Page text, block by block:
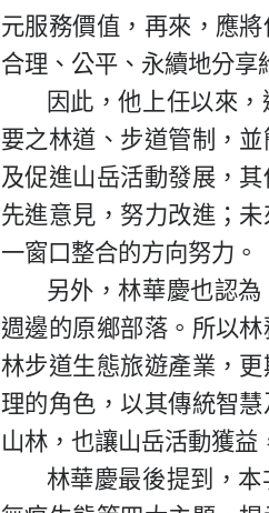
元服務價值，再來，應
合理、公平、永續地分享
因此，他上任以來
要之林道、步道管制，
及促進山岳活動發展，
先進意見，努力改進；
一窗口整合的方向努力。
另外，林華慶也認
週邊的原鄉部落。所以
林步道生態旅遊產業，
理的角色，以其傳統智
山林，也讓山岳活動獲益
林華慶最後提到，本